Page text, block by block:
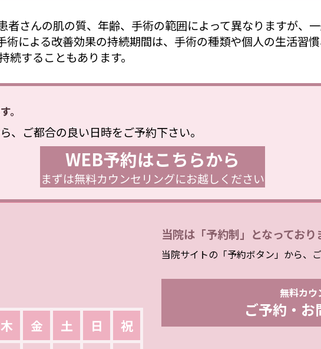
者さんの肌の質、年齢、手術の範囲によって異なりますが、
術による改善効果の持続期間は、手術の種類や個人の生活習
することもあります。
。
、ご都合の良い日時をご予約下さい。
WEB予約はこちらから
まずは無料カウンセリングにお越しください
木 金 土 日
祝
当院は「予約制」となっており
当院サイトの「予約ボタン」から、
無料カウ
ご予約・お